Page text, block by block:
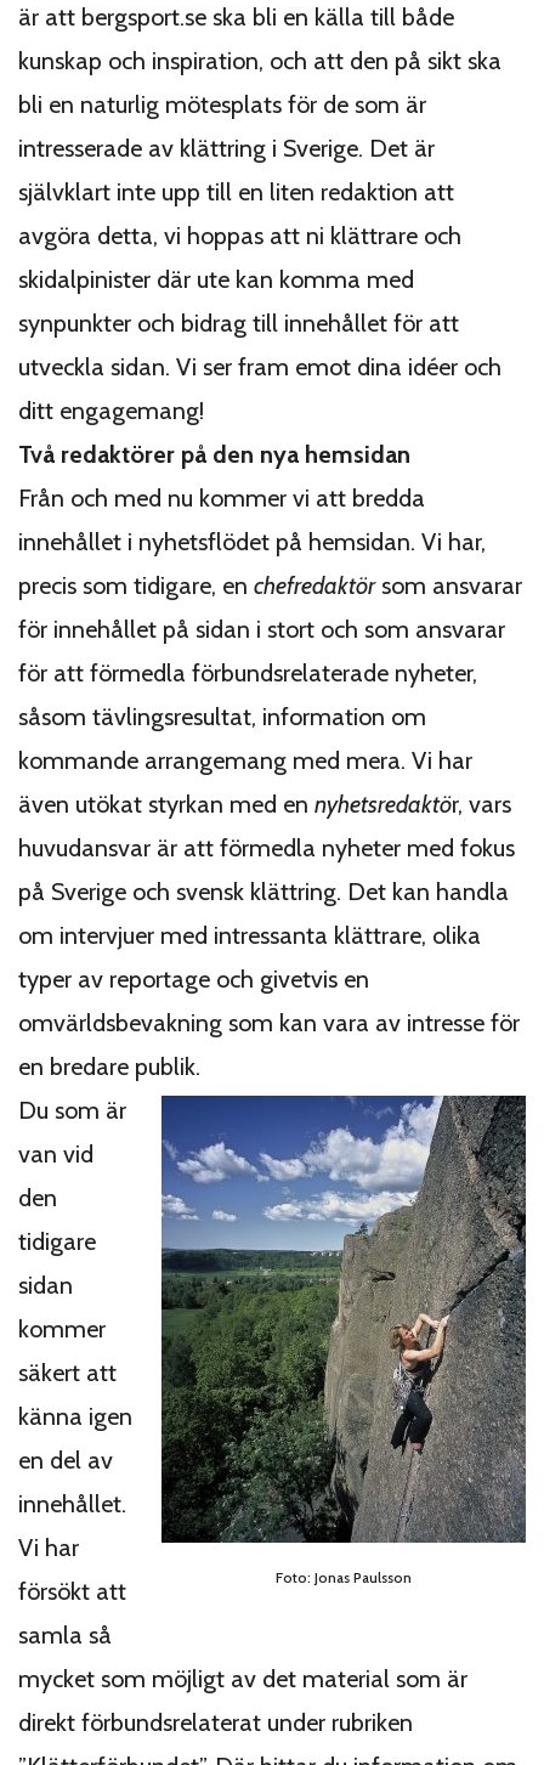
är att bergsport.se ska bli en källa till både
kunskap och inspiration, och att den på sikt ska
bli en naturlig mötesplats för de som är
intresserade av klättring i Sverige. Det är
självklart inte upp till en liten redaktion att
avgöra detta, vi hoppas att ni klättrare och
skidalpinister där ute kan komma med
synpunkter och bidrag till innehållet för att
utveckla sidan. Vi ser fram emot dina idéer och
ditt engagemang!
Två redaktörer på den nya hemsidan
Från och med nu kommer vi att bredda
innehållet i nyhetsflödet på hemsidan. Vi har,
precis som tidigare, en chefredaktörsom ansvarar
för innehållet på sidan i stort och som ansvarar
för att förmedla förbundsrelaterade nyheter,
såsom tävlingsresultat, information om
kommande arrangemang med mera. Vi har
även utökat styrkan med en nyhetsredaktör, vars
huvudansvar är att förmedla nyheter med fokus
på Sverige och svensk klättring. Det kan handla
om intervjuer med intressanta klättrare, olika
typer av reportage och givetvis en
omvärldsbevakning som kan vara av intresse för
en bredare publik.
Foto: Jonas Paulsson
Du som är
van vid
den
tidigare
sidan
kommer
säkert att
känna igen
en del av
innehållet.
Vi har
försökt att
samla så
mycket som möjligt av det material som är
direkt förbundsrelaterat under rubriken